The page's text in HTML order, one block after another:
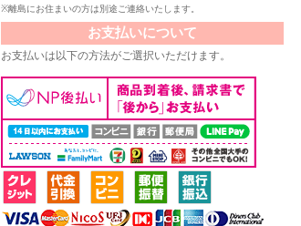
※離島にお住まいの方は別途ご連絡いたします。
お支払いについて
お支払いは以下の方法がご選択いただけます。